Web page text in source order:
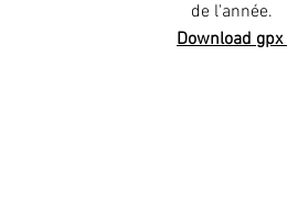
de l'année.
Download gpx